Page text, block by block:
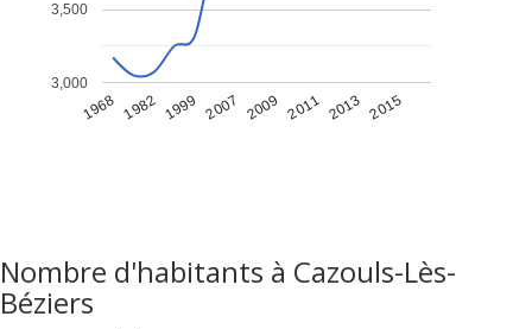
1968 1982 1999 2007 2009 2011 2013 2015
3,000
3,500
Nombre d'habitants à Cazouls-Lès-
Béziers